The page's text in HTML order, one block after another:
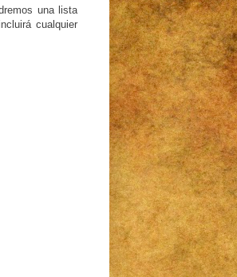
una lista
cualquier